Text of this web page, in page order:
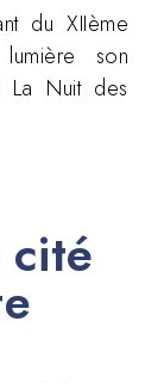
du XIIème
son
La Nuit des
cité